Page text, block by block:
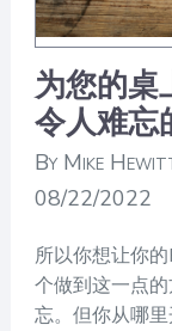
为您的桌
令人难忘
By Mike
08/22/2022
所以你想让你
个做到这一点
忘。但你从哪